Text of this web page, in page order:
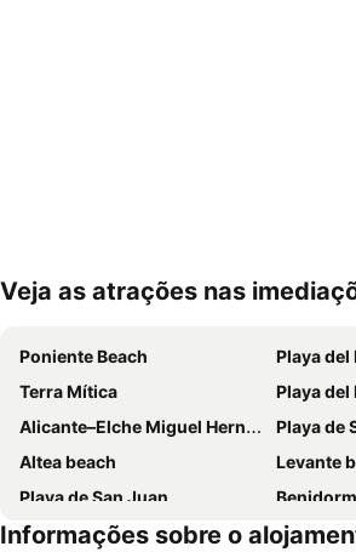
Ampliar mapa
Veja as atrações nas
Poniente Beach
Playa del
Terra Mítica
Playa
Alicante–Elche Miguel Hernández Airport
Playa de
Altea beach
Levante
Playa de San Juan
Benidorm Palace
Playa
Informações sobre o